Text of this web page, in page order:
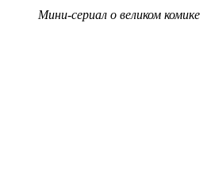
Мини-сериал о великом комике